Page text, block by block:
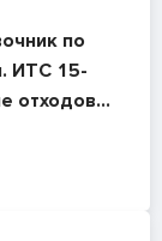
по
ИТС 15-
отходов